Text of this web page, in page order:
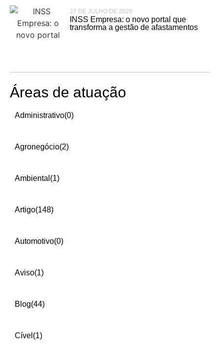
27 DE JULHO DE 2026
INSS Empresa: o novo portal que
transforma a gestão de afastamentos
Áreas de atuação
Administrativo(0)
Agronegócio(2)
Ambiental (1)
Artigo(148)
Automotivo(0)
Aviso(1)
Blog(44)
Cível (1)